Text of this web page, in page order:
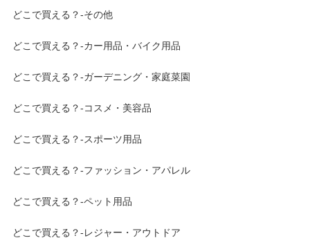
どこで買える？-その他
どこで買える？-カー用品・バイク用品
どこで買える？-ガーデニング・家庭菜園
どこで買える？-コスメ・美容品
どこで買える？-スポーツ用品
どこで買える？-ファッション・アパレル
どこで買える？-ペット用品
どこで買える？-レジャー・アウトドア